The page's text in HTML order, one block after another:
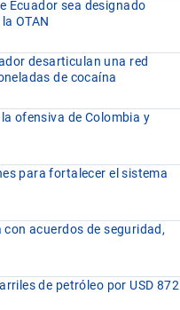
Ecuador sea designado
OTAN
desarticulan una red
de cocaína
ofensiva de Colombia y
para fortalecer el sistema
acuerdos de seguridad,
de petróleo por USD 872